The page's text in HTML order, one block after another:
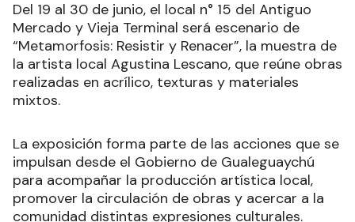
Del 19 al 30 de junio, el local n° 15 del Antiguo
Mercado y Vieja Terminal será escenario de
“Metamorfosis: Resistir y Renacer”, la muestra de
la artista local Agustina Lescano, que reúne obras
realizadas en acrílico, texturas y materiales
mixtos.
La exposición forma parte de las acciones que se
impulsan desde el Gobierno de Gualeguaychú
para acompañar la producción artística local,
promover la circulación de obras y acercar a la
comunidad distintas expresiones culturales.